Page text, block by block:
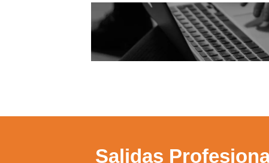
Salidas